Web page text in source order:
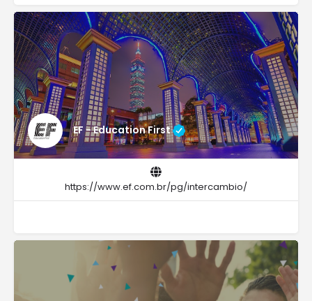
EF - Education First
https://www.ef.com.br/pg/intercambio/